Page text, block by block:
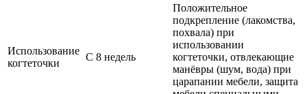
Использование
когтеточки
С 8 недель
Положительное
подкрепление (лакомства,
похвала) при
использовании
когтеточки, отвлекающие
манёвры (шум, вода) при
царапании мебели, защита